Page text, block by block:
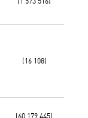
(16 108)
(60 179 445)